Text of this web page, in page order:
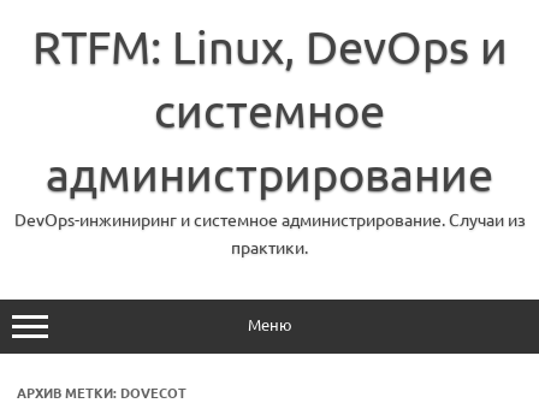
содержимому
RTFM: Linux, DevOps и
системное
администрирование
DevOps-инжиниринг и системное администрирование. Случаи из
практики.
Меню
АРХИВ МЕТКИ: DOVECOT